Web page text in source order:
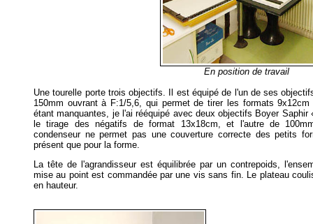
En position de travail
Une tourelle porte trois objectifs. Il est équipé de l'un de ses
150mm ouvrant à F:1/5,6, qui permet de tirer les formats
étant manquantes, je l'ai rééquipé avec deux objectifs Boyer
le tirage des négatifs de format 13x18cm, et l'autre de
condenseur ne permet pas une couverture correcte des petits
présent que pour la forme.
La tête de l'agrandisseur est équilibrée par un contrepoids,
mise au point est commandée par une vis sans fin. Le plateau
en hauteur.